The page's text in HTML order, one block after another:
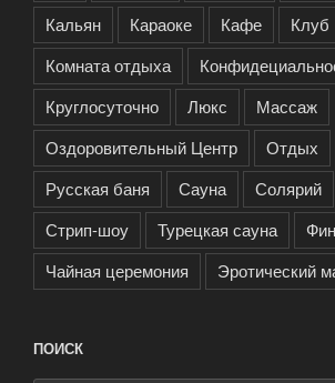
Кальян
Караоке Кафе
Клуб
Комната отдыха
Круглосуточно
Люкс
Массаж
Оздоровительный Центр
Отдых
Русская баня
Сауна Солярий
Стрип-шоу
Турецкая сауна
Чайная церемония
Эротический
ПОИСК